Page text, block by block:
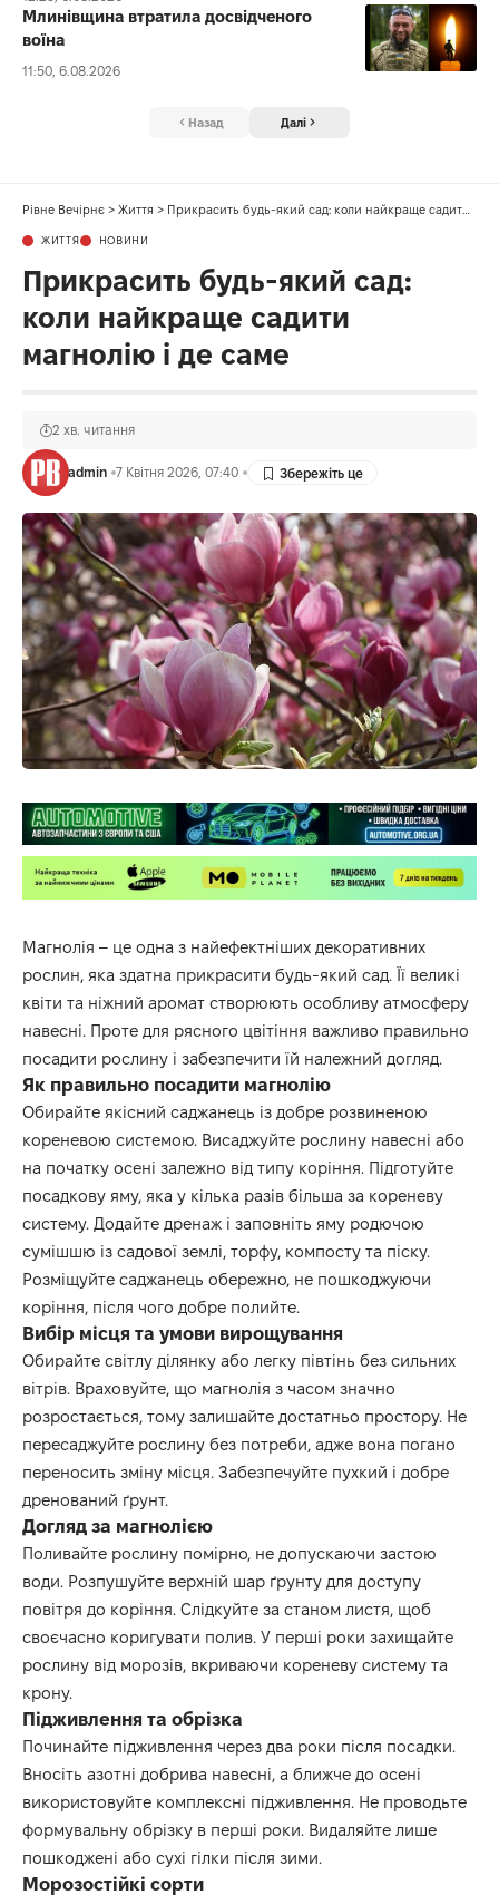
Млинівщина втратила досвідченого
воїна
11:50, 6.08.2026
Назад Далі
Рівне Вечірнє > Життя > Прикрасить будь-який сад: коли найкраще садити магнолію і де саме
ЖИТТЯ НОВИНИ
Прикрасить будь-який сад:
коли найкраще садити
магнолію і де саме
admin 7 Квітня 2026, 07:40
2 хв. читання
Магнолія – це одна з найефектніших декоративних
рослин, яка здатна прикрасити будь-який сад. Її великі
квіти та ніжний аромат створюють особливу атмосферу
навесні. Проте для рясного цвітіння важливо правильно
посадити рослину і забезпечити їй належний догляд.
Як правильно посадити магнолію
Обирайте якісний саджанець із добре розвиненою
кореневою системою. Висаджуйте рослину навесні або
на початку осені залежно від типу коріння. Підготуйте
посадкову яму, яка у кілька разів більша за кореневу
систему. Додайте дренаж і заповніть яму родючою
сумішшю із садової землі, торфу, компосту та піску.
Розміщуйте саджанець обережно, не пошкоджуючи
коріння, після чого добре полийте.
Вибір місця та умови вирощування
Обирайте світлу ділянку або легку півтінь без сильних
вітрів. Враховуйте, що магнолія з часом значно
розростається, тому залишайте достатньо простору. Не
пересаджуйте рослину без потреби, адже вона погано
переносить зміну місця. Забезпечуйте пухкий і добре
дренований ґрунт.
Догляд за магнолією
Поливайте рослину помірно, не допускаючи застою
води. Розпушуйте верхній шар ґрунту для доступу
повітря до коріння. Слідкуйте за станом листя, щоб
своєчасно коригувати полив. У перші роки захищайте
рослину від морозів, вкриваючи кореневу систему та
крону.
Підживлення та обрізка
Починайте підживлення через два роки після посадки.
Вносіть азотні добрива навесні, а ближче до осені
використовуйте комплексні підживлення. Не проводьте
формувальну обрізку в перші роки. Видаляйте лише
пошкоджені або сухі гілки після зими.
Морозостійкі сорти